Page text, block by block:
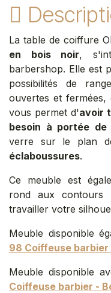
La table de coiffure
en bois noir,
barbershop. Elle est
possibilités de
ouvertes et
vous permet d'avoir
besoin à portée de
verre sur le plan
éclaboussures.
Ce meuble est
rond aux contours
travailler votre
Meuble disponible
98 Coiffeuse barbier
Meuble disponible
Coiffeuse barbier -